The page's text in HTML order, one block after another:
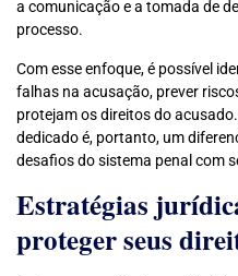
a comunicação e a tomada de
processo.
Com esse enfoque, é possível
falhas na acusação, prever
protejam os direitos do
dedicado é, portanto, um
desafios do sistema penal com
Estratégias
proteger seus